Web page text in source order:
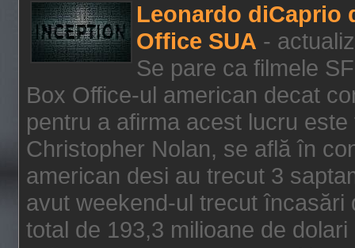
Leonardo diCaprio
Office SUA -
Se pare ca filmele
Box Office-ul american decat
pentru a afirma acest lucru
Christopher Nolan, se află în
american desi au trecut 3
avut weekend-ul trecut încasări
total de 193,3 milioane de